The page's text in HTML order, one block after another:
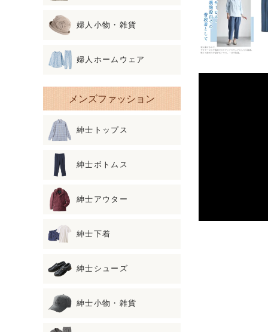
婦人小物・雑貨
婦人ホームウェア
メンズファッション
紳士トップス
紳士ボトムス
紳士アウター
紳士下着
紳士シューズ
紳士小物・雑貨